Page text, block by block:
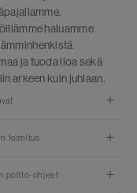
haluamme
ja tuoda iloa sekä
arkeen kuin juhlaan.
toimitus
poltto-ohjeet